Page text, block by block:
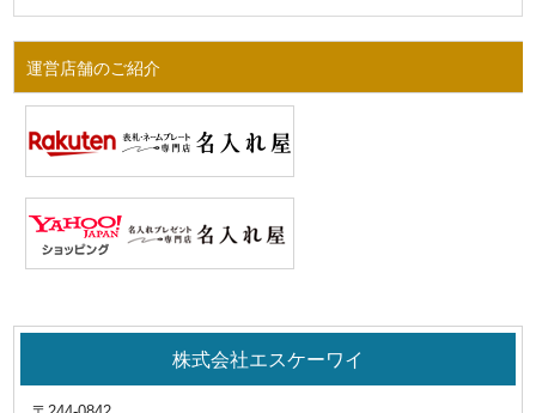
運営店舗のご紹介
株式会社エスケーワイ